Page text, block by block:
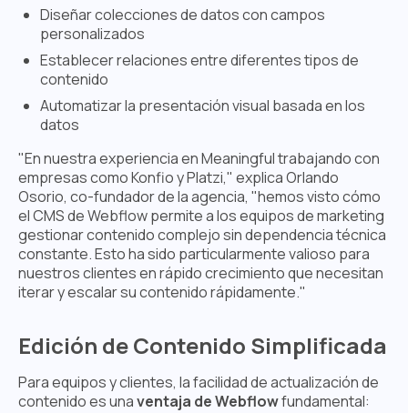
Diseñar colecciones de datos con campos
personalizados
Establecer relaciones entre diferentes tipos de
contenido
Automatizar la presentación visual basada en los
datos
"En nuestra experiencia en Meaningful trabajando con
empresas como Konfio y Platzi," explica Orlando
Osorio, co-fundador de la agencia, "hemos visto cómo
el CMS de Webflow permite a los equipos de marketing
gestionar contenido complejo sin dependencia técnica
constante. Esto ha sido particularmente valioso para
nuestros clientes en rápido crecimiento que necesitan
iterar y escalar su contenido rápidamente."
Edición de Contenido Simplificada
Para equipos y clientes, la facilidad de actualización de
contenido es unaventaja de Webflowfundamental: